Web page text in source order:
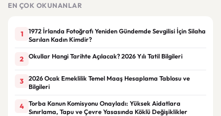
EN ÇOK OKUNANLAR
1
1972 İrlanda Fotoğrafı Yeniden Gündemde Sevgilisi İçin Silaha
Sarılan Kadın Kimdir?
2 Okullar Hangi Tarihte Açılacak? 2026 Yılı Tatil Bilgileri
3
2026 Ocak Emeklilik Temel Maaş Hesaplama Tablosu ve
Bilgileri
4
Torba Kanun Komisyonu Onayladı: Yüksek Aidatlara
Sınırlama, Tapu ve Çevre Yasasında Köklü Değişiklikler